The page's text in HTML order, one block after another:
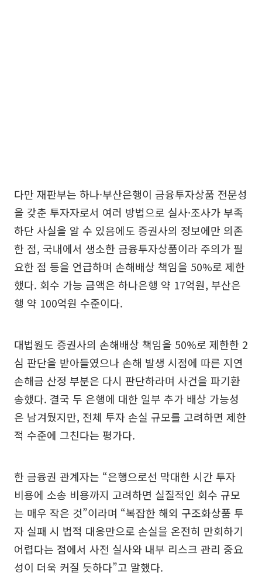
다만 재판부는 하나·부산은행이 금융투자상품 전문성
을 갖춘 투자자로서 여러 방법으로 실사·조사가 부족
하단 사실을 알 수 있음에도 증권사의 정보에만 의존
한 점, 국내에서 생소한 금융투자상품이라 주의가 필
요한 점 등을 언급하며 손해배상 책임을 50%로 제한
했다. 회수 가능 금액은 하나은행 약 17억원, 부산은
행 약 100억원 수준이다.
대법원도 증권사의 손해배상 책임을 50%로 제한한 2
심 판단을 받아들였으나 손해 발생 시점에 따른 지연
손해금 산정 부분은 다시 판단하라며 사건을 파기환
송했다. 결국 두 은행에 대한 일부 추가 배상 가능성
은 남겨뒀지만, 전체 투자 손실 규모를 고려하면 제한
적 수준에 그친다는 평가다.
한 금융권 관계자는 “은행으로선 막대한 시간 투자
비용에 소송 비용까지 고려하면 실질적인 회수 규모
는 매우 작은 것”이라며 “복잡한 해외 구조화상품 투
자 실패 시 법적 대응만으로 손실을 온전히 만회하기
어렵다는 점에서 사전 실사와 내부 리스크 관리 중요
성이 더욱 커질 듯하다”고 말했다.